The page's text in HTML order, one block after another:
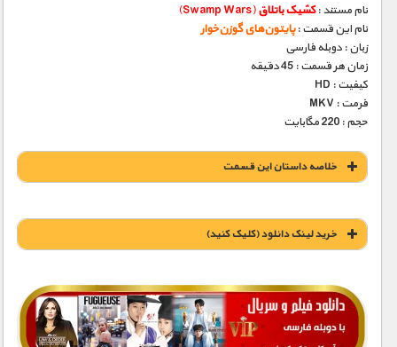
نام مستند :کشیک باتلاق(Swamp Wars)
نام این قسمت :پایتون‌های گوزن‌خوار
زبان : دوبله فارسی
زمان هر قسمت : 45 دقیقه
کیفیت : HD
فرمت : MKV
حجم : 220 مگابایت
خلاصه داستان این قسمت
خريد لينک دانلود (کليک کنيد)
1900 تومان – خريد لينک دانلود (افزودن به سبد خريد)